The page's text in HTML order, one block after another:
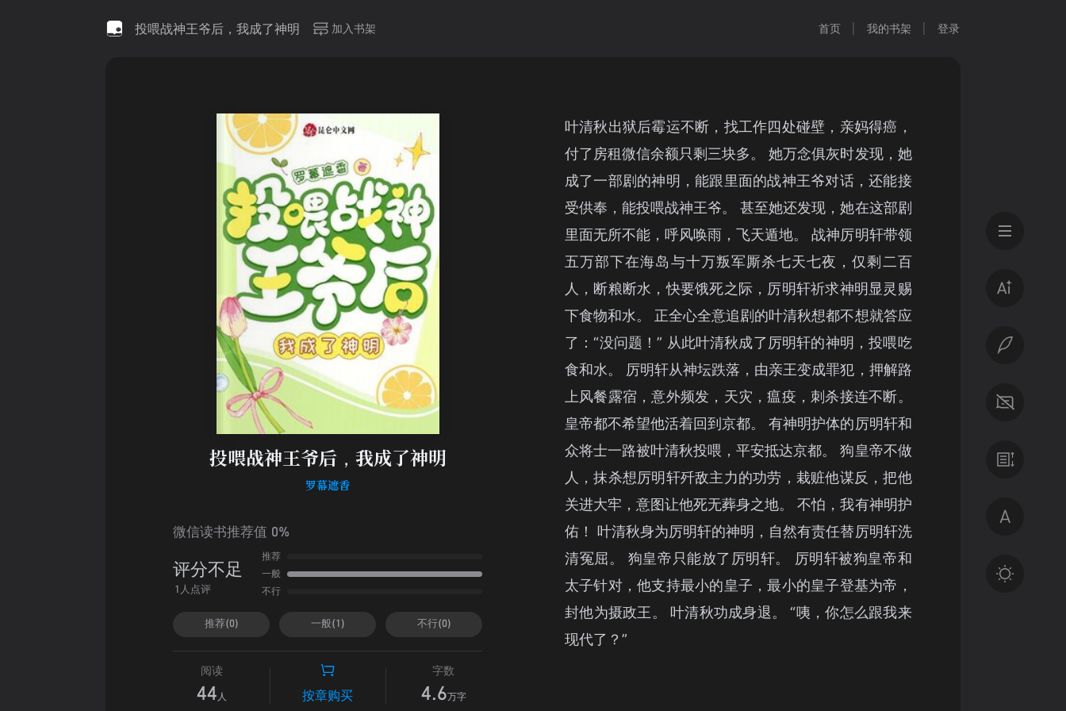
投喂战神王爷后，我成了神明 加入书架 首页 我的书架 登录
投喂战神王爷后，我成了神明
罗幕遮香
微信读书推荐值 0%
评分不足
1人点评
推荐
一般
不行
推荐(0) 一般(1) 不行(0)
阅读
44 人 按章购买
字数
4.6万字
叶清秋出狱后霉运不断，找工作四处碰壁，亲妈得癌，
付了房租微信余额只剩三块多。 她万念俱灰时发现，她
成了一部剧的神明，能跟里面的战神王爷对话，还能接
受供奉，能投喂战神王爷。 甚至她还发现，她在这部剧
里面无所不能，呼风唤雨，飞天遁地。 战神厉明轩带领
五万部下在海岛与十万叛军厮杀七天七夜，仅剩二百
人，断粮断水，快要饿死之际，厉明轩祈求神明显灵赐
下食物和水。 正全心全意追剧的叶清秋想都不想就答应
了：“没问题！” 从此叶清秋成了厉明轩的神明，投喂吃
食和水。 厉明轩从神坛跌落，由亲王变成罪犯，押解路
上风餐露宿，意外频发，天灾，瘟疫，刺杀接连不断。
皇帝都不希望他活着回到京都。 有神明护体的厉明轩和
众将士一路被叶清秋投喂，平安抵达京都。 狗皇帝不做
人，抹杀想厉明轩歼敌主力的功劳，栽赃他谋反，把他
关进大牢，意图让他死无葬身之地。 不怕，我有神明护
佑！ 叶清秋身为厉明轩的神明，自然有责任替厉明轩洗
清冤屈。 狗皇帝只能放了厉明轩。 厉明轩被狗皇帝和
太子针对，他支持最小的皇子，最小的皇子登基为帝，
封他为摄政王。 叶清秋功成身退。 “咦，你怎么跟我来
现代了？”